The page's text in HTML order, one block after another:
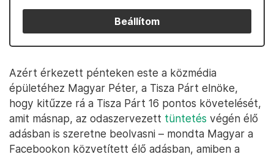
Beállítom
Azért érkezett pénteken este a közmédia
épületéhez Magyar Péter, a Tisza Párt elnöke,
hogy kitűzze rá a Tisza Párt 16 pontos követelését,
amit másnap, az odaszervezett tüntetés végén élő
adásban is szeretne beolvasni – mondta Magyar a
Facebookon közvetített élő adásban, amiben a